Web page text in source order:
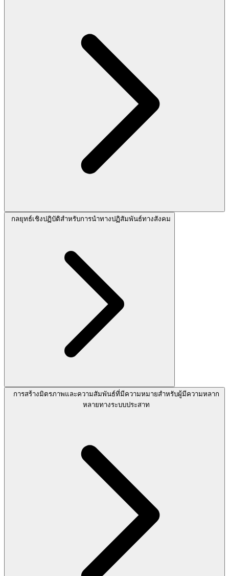
กลยุทธ์เชิงปฏิบัติสำหรับการนำทางปฏิสัมพันธ์ทางสังคม
การสร้างมิตรภาพและความสัมพันธ์ที่มีความหมายสำหรับผู้มีความหลาก
หลายทางระบบประสาท